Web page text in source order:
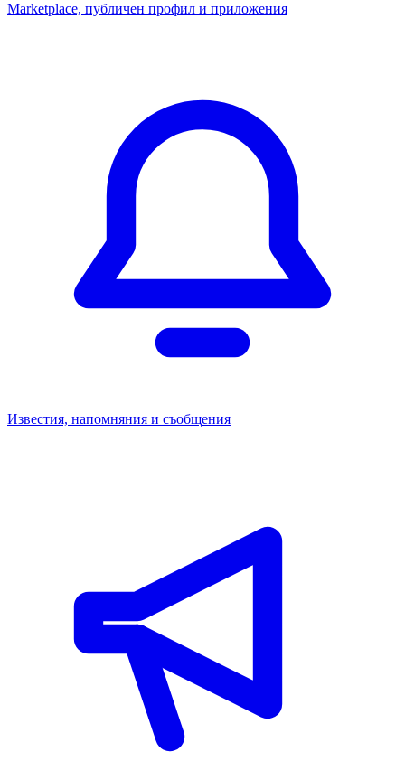
Marketplace, публичен профил и приложения
Известия, напомняния и съобщения